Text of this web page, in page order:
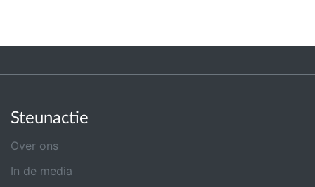
Steunactie
Over ons
In de media